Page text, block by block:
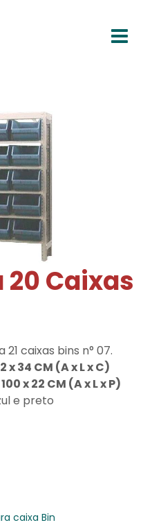
Caixas
caixas bins n° 07.
34 CM (A x L x C)
x 22 CM (A x L x P)
e preto
caixa Bin